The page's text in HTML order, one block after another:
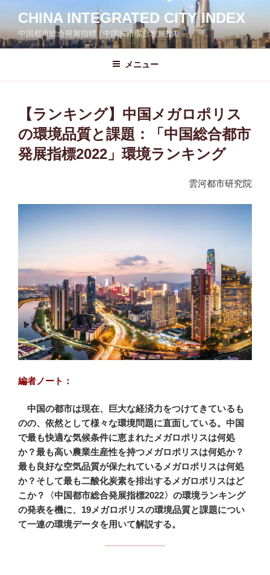
テ
ン
へ
CHINA INTEGRATED CITY INDEX
中国都市総合発展指標 | 中国城市综合发展指标
メニュー
【ランキング】中国メガロポリス
の環境品質と課題：「中国総合都市
発展指標2022」環境ランキング
雲河都市研究院
編者ノート：
中国の都市は現在、巨大な経済力をつけてきているも
のの、依然として様々な環境問題に直面している。中国
で最も快適な気候条件に恵まれたメガロポリスは何処
か？最も高い農業生産性を持つメガロポリスは何処か？
最も良好な空気品質が保たれているメガロポリスは何処
か？そして最も二酸化炭素を排出するメガロポリスはど
こか？〈中国都市総合発展指標2022〉の環境ランキング
の発表を機に、19メガロポリスの環境品質と課題につい
て一連の環境データを用いて解説する。